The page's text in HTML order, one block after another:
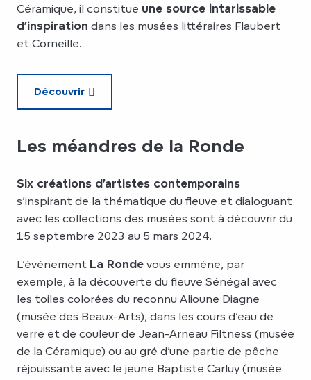
Céramique, il constitue une source intarissable
d’inspiration dans les musées littéraires Flaubert
et Corneille.
Découvrir
Les méandres de la Ronde
Six créations d’artistes contemporains
s’inspirant de la thématique du fleuve et dialoguant
avec les collections des musées sont à découvrir du
15 septembre 2023 au 5 mars 2024.
L’événement La Ronde vous emmène, par
exemple, à la découverte du fleuve Sénégal avec
les toiles colorées du reconnu Alioune Diagne
(musée des Beaux-Arts), dans les cours d’eau de
verre et de couleur de Jean-Arneau Filtness (musée
de la Céramique) ou au gré d’une partie de pêche
réjouissante avec le jeune Baptiste Carluy (musée